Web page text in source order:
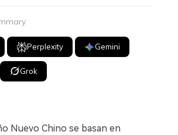
Perplexity Gemini
Grok
Nuevo Chino se basan en